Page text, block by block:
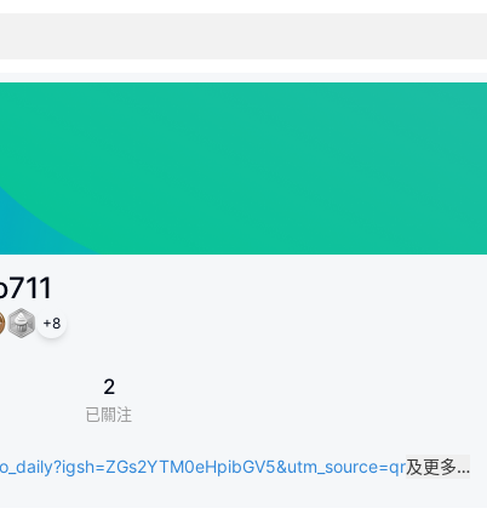
+8
2
已關注
及更多…